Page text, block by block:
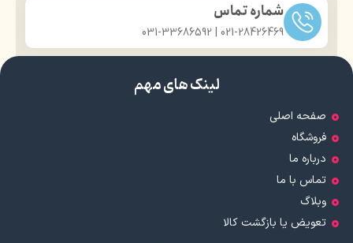
شماره تماس
021-28426469 | 031-33686592
لینک های مهم
صفحه اصلی
فروشگاه
درباره ما
تماس با ما
وبلاگ
تعویض یا بازگشت کالا